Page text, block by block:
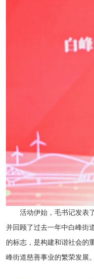
活动伊始，毛书记发表
并回顾了过去一年中白峰街
的标志，是构建和谐社会的
峰街道慈善事业的繁荣发展。